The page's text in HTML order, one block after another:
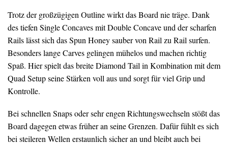
Trotz der großzügigen Outline wirkt das Board nie träge. Dank
des tiefen Single Concaves mit Double Concave und der scharfen
Rails lässt sich das Spun Honey sauber von Rail zu Rail surfen.
Besonders lange Carves gelingen mühelos und machen richtig
Spaß. Hier spielt das breite Diamond Tail in Kombination mit dem
Quad Setup seine Stärken voll aus und sorgt für viel Grip und
Kontrolle.
Bei schnellen Snaps oder sehr engen Richtungswechseln stößt das
Board dagegen etwas früher an seine Grenzen. Dafür fühlt es sich
bei steileren Wellen erstaunlich sicher an und bleibt auch bei